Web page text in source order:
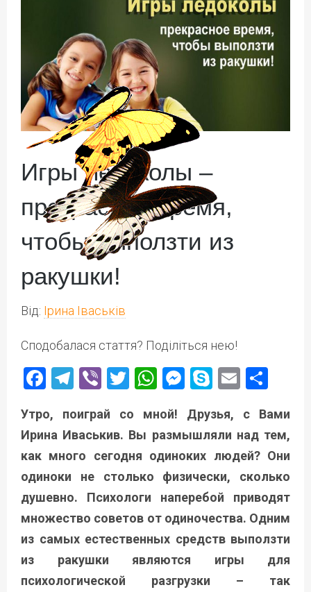
Игры ледоколы –
прекрасное время,
чтобы выползти из
ракушки!
Від: Ірина Іваськів
Сподобалася стаття? Поділіться нею!
Facebook
Telegram
ViberTwitter
WhatsApp
Messenger
Skype
Email
Утро, поиграй со мной! Друзья, с Вами
Ирина Иваськив. Вы размышляли над тем,
как много сегодня одиноких людей? Они
одиноки не столько физически, сколько
душевно. Психологи наперебой приводят
множество советов от одиночества. Одним
из самых естественных средств выползти
из ракушки являются игры для
психологической разгрузки – так